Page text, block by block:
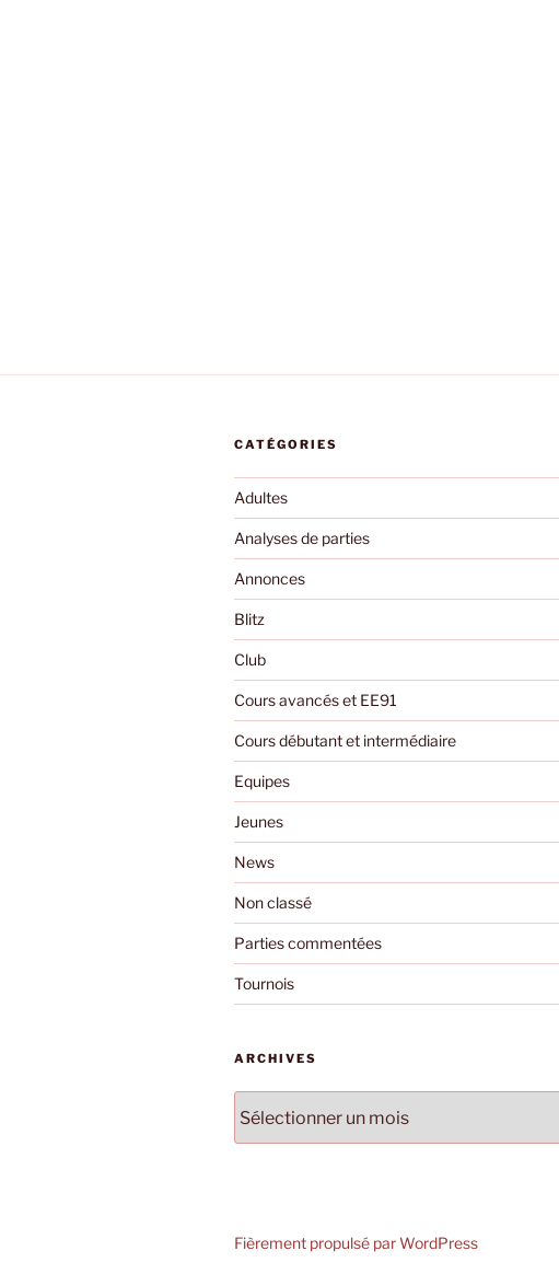
CATÉGORIES
Adultes
Analyses de parties
Annonces
Blitz
Club
Cours avancés et EE91
Cours débutant et intermédiaire
Equipes
Jeunes
News
Non classé
Parties commentées
Tournois
ARCHIVES
Fièrement propulsé par WordPress